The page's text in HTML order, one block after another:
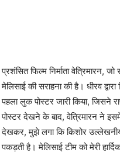
प्रशंसित फिल्म निर्माता वेत्रिमारन,
मेलिसाई की सराहना की है। धीरव
पहला लुक पोस्टर जारी किया, जिसने
पोस्टर देखने के बाद, वेत्रिमारन ने
देखकर, मुझे लगा कि किशोर उल्लेखनीय
पकड़ती है। मेलिसाई टीम को मेरी